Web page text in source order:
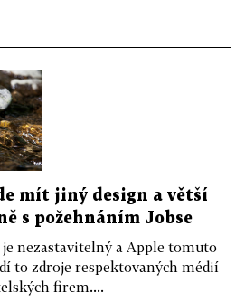
mít jiný design a větší
s požehnáním Jobse
nezastavitelný a Apple tomuto
to zdroje respektovaných médií
firem....